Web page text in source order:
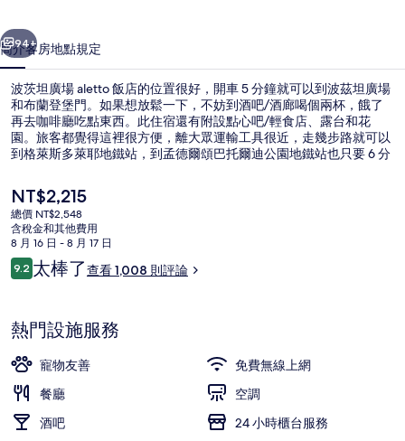
店
的
相
片
集
個 下一個
94+
簡介客房地點規定
波茨坦廣場 aletto 飯店的位置很好，開車 5 分鐘就可以到波茲坦廣場
和布蘭登堡門。如果想放鬆一下，不妨到酒吧/酒廊喝個兩杯，餓了
再去咖啡廳吃點東西。此住宿還有附設點心吧/輕食店、露台和花
園。旅客都覺得這裡很方便，離大眾運輸工具很近，走幾步路就可以
到格萊斯多萊耶地鐵站，到孟德爾頌巴托爾迪公園地鐵站也只要 6 分
目
前
的
價
格
是
NT$2,215
總價 NT$2,548
含稅金和其他費用
8 月 16 日 - 8 月 17 日
評
論
9.29.2 分，滿分 10 分，
太棒了查看 1,008 則評論
熱門設施服務
寵物友善
免費無線上網
餐廳
空調
酒吧
24 小時櫃台服務